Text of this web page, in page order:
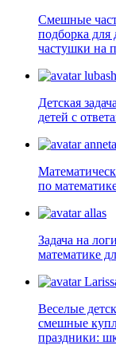
Смешные
подборка для
частушки на
Детская
детей с
anneta
по
allas
Задача на
математике
Веселые
смешные
праздники: